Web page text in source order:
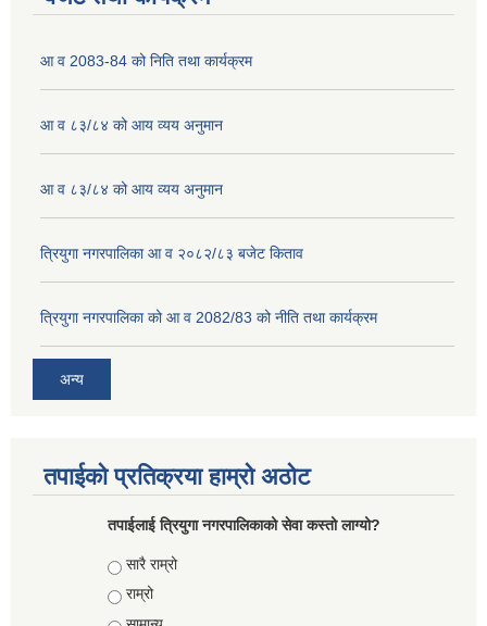
आ व 2083-84 को निति तथा कार्यक्रम
आ व ८३/८४ को आय व्यय अनुमान
आ व ८३/८४ को आय व्यय अनुमान
त्रियुगा नगरपालिका आ व २०८२/८३ बजेट किताव
त्रियुगा नगरपालिका को आ व 2082/83 को नीति तथा कार्यक्रम
अन्य
तपाईको प्रतिक्रया हाम्रो अठोट
तपाईलाई त्रियुगा नगरपालिकाको सेवा कस्तो लाग्यो?
Choices
सारै राम्रो
राम्रो